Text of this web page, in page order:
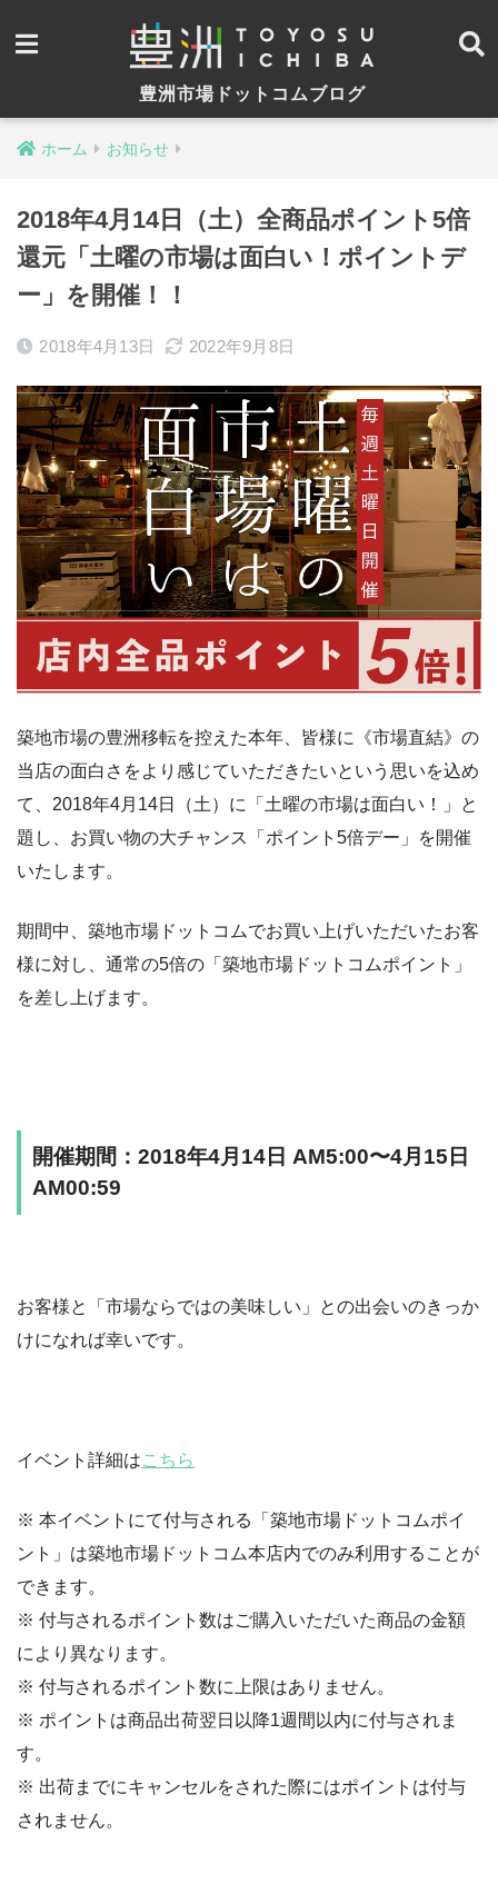
豊洲市場ドットコムブログ
ホーム お知らせ
2018年4月14日（土）全商品ポイント5倍
還元「土曜の市場は面白い！ポイントデ
ー」を開催！！
2018年4月13日 2022年9月8日
築地市場の豊洲移転を控えた本年、皆様に《市場直結》の
当店の面白さをより感じていただきたいという思いを込め
て、2018年4月14日（土）に「土曜の市場は面白い！」と
題し、お買い物の大チャンス「ポイント5倍デー」を開催
いたします。
期間中、築地市場ドットコムでお買い上げいただいたお客
様に対し、通常の5倍の「築地市場ドットコムポイント」
を差し上げます。
開催期間：2018年4月14日 AM5:00〜4月15日
AM00:59
お客様と「市場ならではの美味しい」との出会いのきっか
けになれば幸いです。
イベント詳細はこちら
※ 本イベントにて付与される「築地市場ドットコムポイ
ント」は築地市場ドットコム本店内でのみ利用することが
できます。
※ 付与されるポイント数はご購入いただいた商品の金額
により異なります。
※ 付与されるポイント数に上限はありません。
※ ポイントは商品出荷翌日以降1週間以内に付与されま
す。
※ 出荷までにキャンセルをされた際にはポイントは付与
されません。